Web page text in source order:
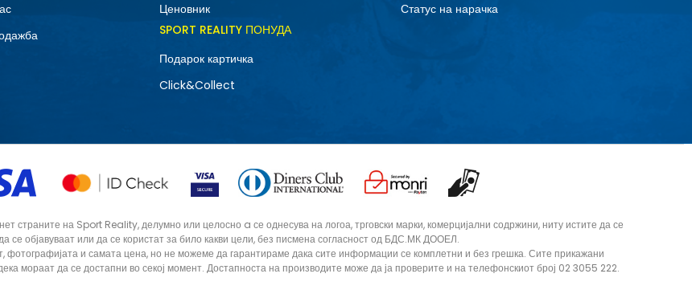
Ценовник
Статус на нарачка
SPORT REALITY ПОНУДА
Подарок картичка
Click&Collect
страните на Sport Reality, делумно или целосно a се однесува на логоа, трговски марки, комерцијални содржини, ниту истите да се
се објавуваат или да се користат за било какви цели, без писмена согласност од БДС.МК ДООЕЛ.
и самата цена, но не можеме да гарантираме дака сите информации се комплетни и без грешка. Сите прикажани
мораат да се достапни во секој момент. Достапноста на производите може да ја проверите и на телефонскиот број 02 3055 222.